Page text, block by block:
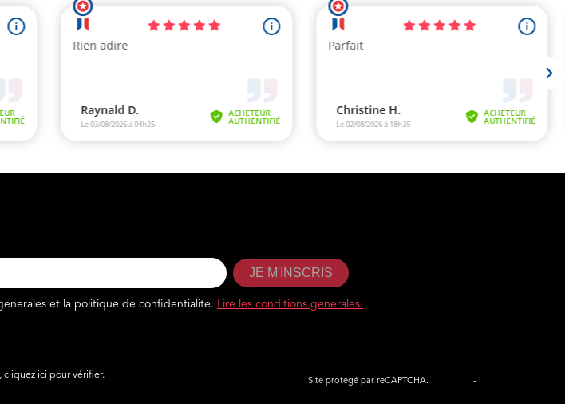
JE M'INSCRIS
et la politique de confidentialite. Lire les conditions generales.
cliquez ici pour vérifier.
Site protégé par reCAPTCHA. -